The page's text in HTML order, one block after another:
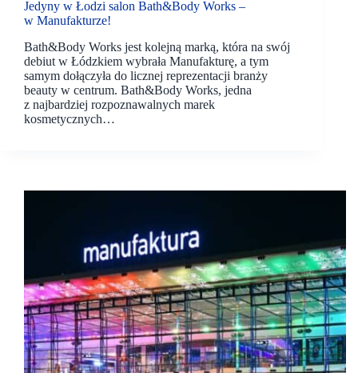
Jedyny w Łodzi salon Bath&Body Works –
w Manufakturze!
Bath&Body Works jest kolejną marką, która na swój
debiut w Łódzkiem wybrała Manufakturę, a tym
samym dołączyła do licznej reprezentacji branży
beauty w centrum. Bath&Body Works, jedna
z najbardziej rozpoznawalnych marek
kosmetycznych…